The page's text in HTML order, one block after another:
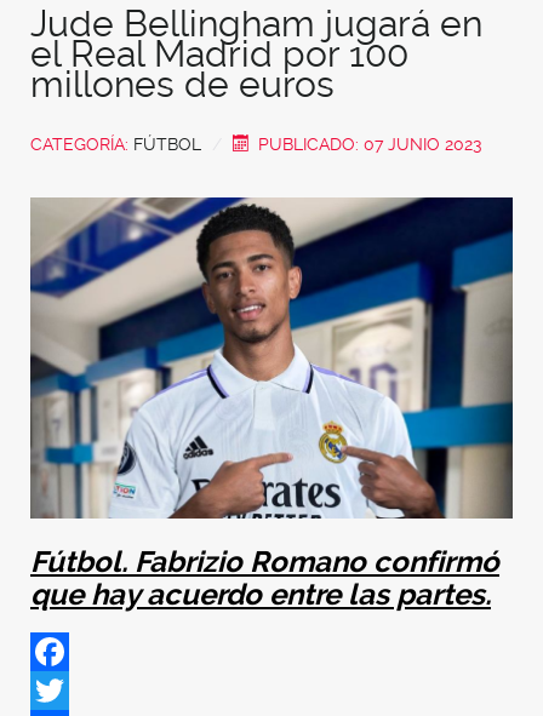
Jude Bellingham jugará en
el Real Madrid por 100
millones de euros
CATEGORÍA: FÚTBOL PUBLICADO: 07 JUNIO 2023
Fútbol. Fabrizio Romano confirmó
que hay acuerdo entre las partes.
Facebook